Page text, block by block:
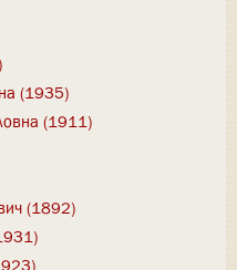
(1935)
(1911)
(1892)